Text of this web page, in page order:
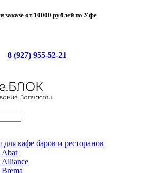
заказе от 10000 рублей по Уфе
8 (927) 955-52-21
для кафе баров и ресторанов
Abat
Alliance